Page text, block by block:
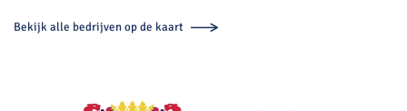
Bekijk alle bedrijven op de kaart